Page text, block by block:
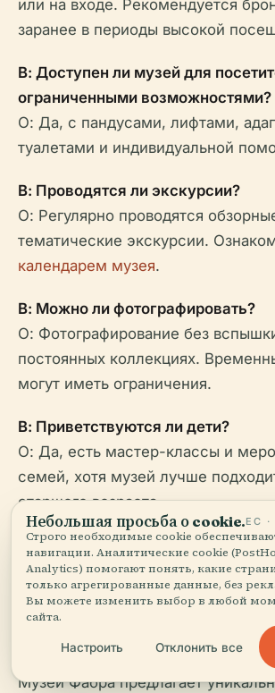
или на входе. Рекомендуется
заранее в периоды высокой
В: Доступен ли музей для
ограниченными возможностями?
О: Да, с пандусами, лифтами,
туалетами и индивидуальной
В: Проводятся ли экскурсии?
О: Регулярно проводятся
тематические экскурсии.
календарем музея.
В: Можно ли фотографировать?
О: Фотографирование без
постоянных коллекциях.
могут иметь ограничения.
В: Приветствуются ли дети?
О: Да, есть мастер-классы и
семей, хотя музей лучше
старшего возраста.
Узнать больше
Музей Фабра предлагает
Небольшая просьба о cookie.ЕС ·
Строго необходимые cookie
навигации. Аналитические cookie
Analytics) помогают понять, какие
только агрегированные данные, без
Вы можете изменить выбор в любой
сайта.
Настроить Отклонить все